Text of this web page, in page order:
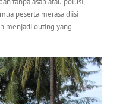
peserta merasa diisi
menjadi outing yang